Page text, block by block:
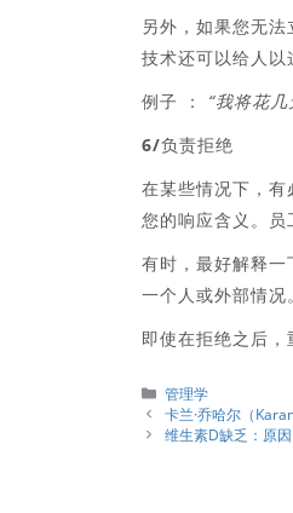
另外，如果您无
技术还可以给人以
例子 ： “我将花
6/负责拒绝
在某些情况下，
您的响应含义。员
有时，最好解释
一个人或外部情况。
即使在拒绝之后
分
類
管理学
卡兰·乔哈尔（
维生素D缺乏：原